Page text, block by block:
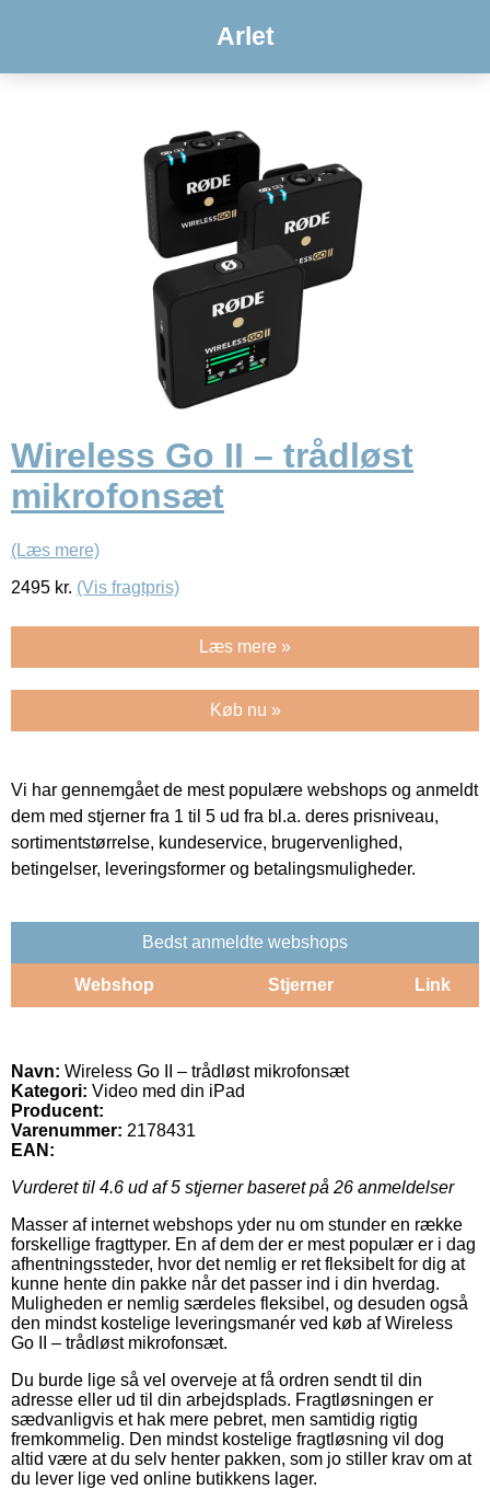
Arlet
Wireless Go II – trådløst
mikrofonsæt
(Læs mere)
2495 kr. (Vis fragtpris)
Læs mere »
Køb nu »
Vi har gennemgået de mest populære webshops og anmeldt
dem med stjerner fra 1 til 5 ud fra bl.a. deres prisniveau,
sortimentstørrelse, kundeservice, brugervenlighed,
betingelser, leveringsformer og betalingsmuligheder.
Bedst anmeldte webshops
Webshop Stjerner Link
Navn: Wireless Go II – trådløst mikrofonsæt
Kategori: Video med din iPad
Producent:
Varenummer: 2178431
EAN:
Vurderet til 4.6 ud af 5 stjerner baseret på 26 anmeldelser
Masser af internet webshops yder nu om stunder en række
forskellige fragttyper. En af dem der er mest populær er i dag
afhentningssteder, hvor det nemlig er ret fleksibelt for dig at
kunne hente din pakke når det passer ind i din hverdag.
Muligheden er nemlig særdeles fleksibel, og desuden også
den mindst kostelige leveringsmanér ved køb af Wireless
Go II – trådløst mikrofonsæt.
Du burde lige så vel overveje at få ordren sendt til din
adresse eller ud til din arbejdsplads. Fragtløsningen er
sædvanligvis et hak mere pebret, men samtidig rigtig
fremkommelig. Den mindst kostelige fragtløsning vil dog
altid være at du selv henter pakken, som jo stiller krav om at
du lever lige ved online butikkens lager.